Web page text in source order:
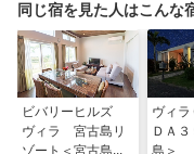
同じ宿を見た人はこんな
ビバリーヒルズ
ヴィラ 宮古島リ
ゾート＜宮古島＞
ヴィラ
ＤＡ
島＞